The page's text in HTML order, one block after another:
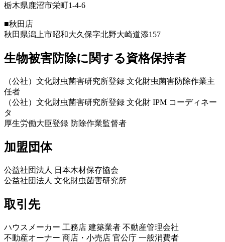
栃木県鹿沼市栄町1-4-6
■秋田店
秋田県潟上市昭和大久保字北野大崎道添157
生物被害防除に関する資格保持者
（公社）文化財虫菌害研究所登録 文化財虫菌害防除作業主
任者
（公社）文化財虫菌害研究所登録 文化財 IPM コーディネー
タ
厚生労働大臣登録 防除作業監督者
加盟団体
公益社団法人 日本木材保存協会
公益社団法人 文化財虫菌害研究所
取引先
ハウスメーカー 工務店 建築業者 不動産管理会社
不動産オーナー 商店・小売店 官公庁 一般消費者